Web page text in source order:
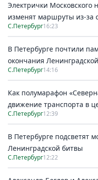
Электрички Московского
изменят маршруты из-за
С.Петербург16:23
В Петербурге почтили
окончания
С.Петербург14:16
Как полумарафон
движение транспорта в
С.Петербург12:39
В Петербурге подсветят
Ленинградской битвы
С.Петербург12:22